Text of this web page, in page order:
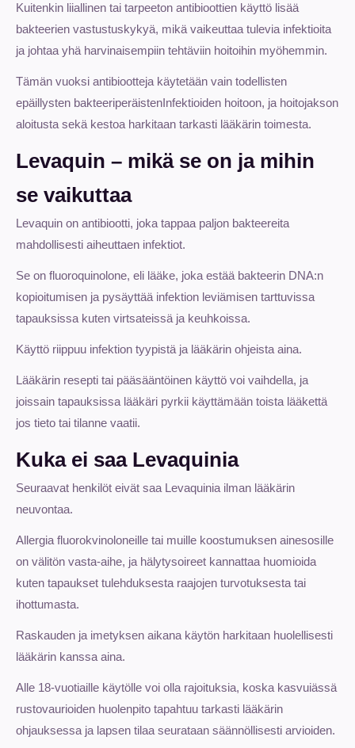
Kuitenkin liiallinen tai tarpeeton antibioottien käyttö lisää
bakteerien vastustuskykyä, mikä vaikeuttaa tulevia infektioita
ja johtaa yhä harvinaisempiin tehtäviin hoitoihin myöhemmin.
Tämän vuoksi antibiootteja käytetään vain todellisten
epäillysten bakteeriperäistenInfektioiden hoitoon, ja hoitojakson
aloitusta sekä kestoa harkitaan tarkasti lääkärin toimesta.
Levaquin – mikä se on ja mihin
se vaikuttaa
Levaquin on antibiootti, joka tappaa paljon bakteereita
mahdollisesti aiheuttaen infektiot.
Se on fluoroquinolone, eli lääke, joka estää bakteerin DNA:n
kopioitumisen ja pysäyttää infektion leviämisen tarttuvissa
tapauksissa kuten virtsateissä ja keuhkoissa.
Käyttö riippuu infektion tyypistä ja lääkärin ohjeista aina.
Lääkärin resepti tai pääsääntöinen käyttö voi vaihdella, ja
joissain tapauksissa lääkäri pyrkii käyttämään toista lääkettä
jos tieto tai tilanne vaatii.
Kuka ei saa Levaquinia
Seuraavat henkilöt eivät saa Levaquinia ilman lääkärin
neuvontaa.
Allergia fluorokvinoloneille tai muille koostumuksen ainesosille
on välitön vasta-aihe, ja hälytysoireet kannattaa huomioida
kuten tapaukset tulehduksesta raajojen turvotuksesta tai
ihottumasta.
Raskauden ja imetyksen aikana käytön harkitaan huolellisesti
lääkärin kanssa aina.
Alle 18-vuotiaille käytölle voi olla rajoituksia, koska kasvuiässä
rustovaurioiden huolenpito tapahtuu tarkasti lääkärin
ohjauksessa ja lapsen tilaa seurataan säännöllisesti arvioiden.